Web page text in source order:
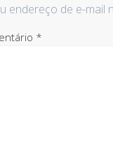
endereço de e-mail
*